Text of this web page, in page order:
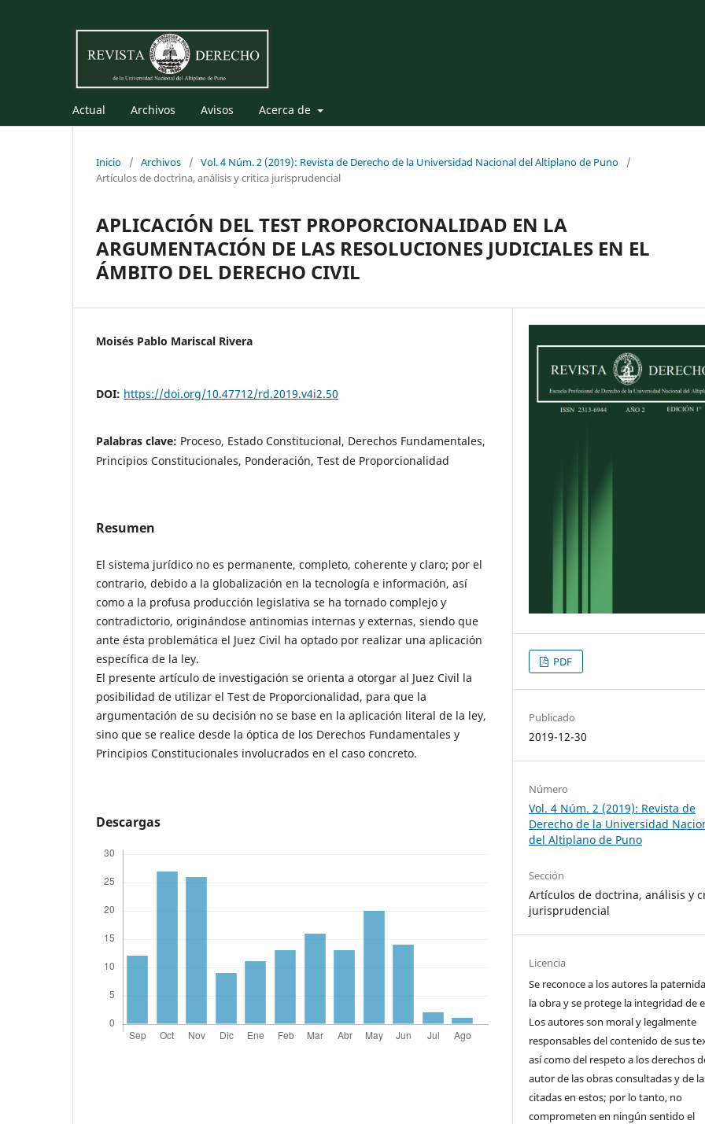
Actual Archivos Avisos Acerca de
Inicio / Archivos / Vol. 4 Núm. 2 (2019): Revista de Derecho de la Universidad Nacional del Altiplano de Puno
/
Artículos de doctrina, análisis y critica jurisprudencial
APLICACIÓN DEL TEST PROPORCIONALIDAD EN LA
ARGUMENTACIÓN DE LAS RESOLUCIONES JUDICIALES EN EL
ÁMBITO DEL DERECHO CIVIL
Moisés Pablo Mariscal Rivera
DOI: https://doi.org/10.47712/rd.2019.v4i2.50
Palabras clave: Proceso, Estado Constitucional, Derechos Fundamentales,
Principios Constitucionales, Ponderación, Test de Proporcionalidad
Resumen
El sistema jurídico no es permanente, completo, coherente y claro; por el
contrario, debido a la globalización en la tecnología e información, así
como a la profusa producción legislativa se ha tornado complejo y
contradictorio, originándose antinomias internas y externas, siendo que
ante ésta problemática el Juez Civil ha optado por realizar una aplicación
específica de la ley.
El presente artículo de investigación se orienta a otorgar al Juez Civil la
posibilidad de utilizar el Test de Proporcionalidad, para que la
argumentación de su decisión no se base en la aplicación literal de la ley,
sino que se realice desde la óptica de los Derechos Fundamentales y
Principios Constitucionales involucrados en el caso concreto.
Descargas
PDF
Publicado
2019-12-30
Número
Vol. 4 Núm. 2 (2019): Revista de
Derecho de la Universidad
del Altiplano de Puno
Sección
Artículos de doctrina, análisis y
jurisprudencial
Licencia
Se reconoce a los autores la
la obra y se protege la integridad de
Los autores son moral y legalmente
responsables del contenido de sus
así como del respeto a los derechos
autor de las obras consultadas y de
citadas en estos; por lo tanto, no
comprometen en ningún sentido el